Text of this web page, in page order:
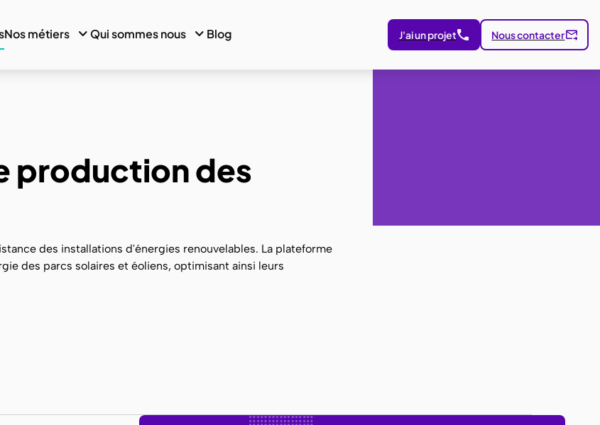
Nos métiers Qui sommes nous Blog J'ai un projet Nous contacter
production des
des installations d'énergies renouvelables. La plateforme
des parcs solaires et éoliens, optimisant ainsi leurs